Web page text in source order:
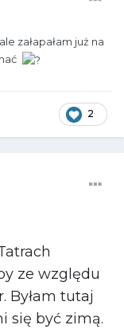
załapałam już na
2
ze względu
Byłam tutaj
się być zimą.